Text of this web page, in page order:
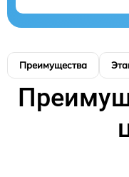
Преимущества